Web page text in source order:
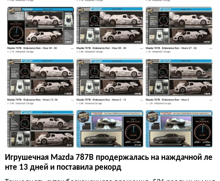
Игрушечная Mazda 787B продержалась на наждачной ле
нте 13 дней и поставила рекорд